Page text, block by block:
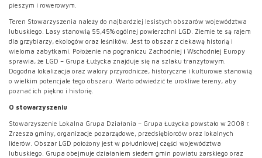
pieszym i rowerowym.
Teren Stowarzyszenia należy do najbardziej lesistych obszarów województwa
lubuskiego. Lasy stanowią 55,45% ogólnej powierzchni LGD. Ziemie te są rajem
dla grzybiarzy, ekologów oraz leśników. Jest to obszar z ciekawą historią i
wieloma zabytkami. Położenie na pograniczu Zachodniej i Wschodniej Europy
sprawia, że LGD – Grupa Łużycka znajduje się na szlaku tranzytowym.
Dogodna lokalizacja oraz walory przyrodnicze, historyczne i kulturowe stanowią
o wielkim potencjale tego obszaru. Warto odwiedzić te urokliwe tereny, aby
poznać ich piękno i historię.
O stowarzyszeniu
Stowarzyszenie Lokalna Grupa Działania – Grupa Łużycka powstało w 2008 r.
Zrzesza gminy, organizacje pozarządowe, przedsiębiorców oraz lokalnych
liderów. Obszar LGD położony jest w południowej części województwa
lubuskiego. Grupa obejmuje działaniem siedem gmin powiatu żarskiego oraz